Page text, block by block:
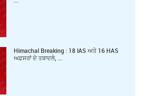
Himachal Breaking : 18 IAS ਅਤੇ 16 HAS
ਅਫ਼ਸਰਾਂ ਦੇ ਤਬਾਦਲੇ, ...